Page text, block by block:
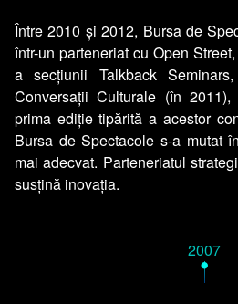
Între 2010 și 2012, Bursa de
într-un parteneriat cu Open
a secțiunii Talkback
Conversații Culturale (în
prima ediție tipărită a acestor
Bursa de Spectacole s-a mutat
mai adecvat. Parteneriatul
susțină inovația.
2007
•